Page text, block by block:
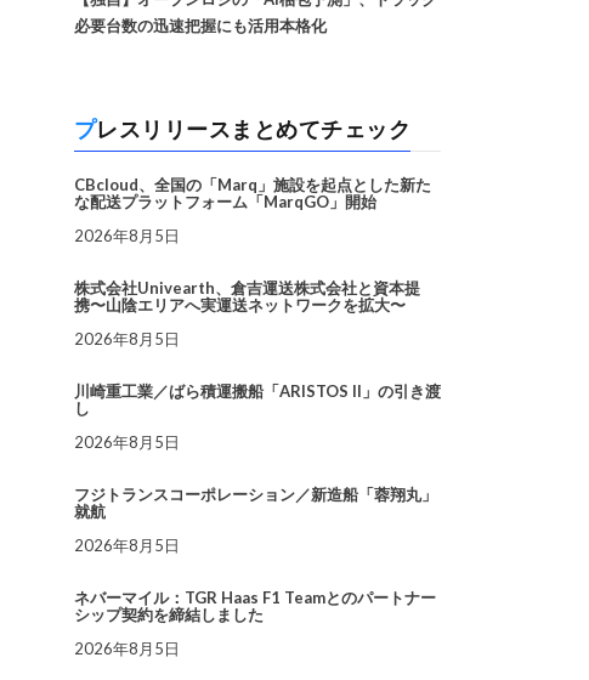
必要台数の迅速把握にも活用本格化
プレスリリースまとめてチェック
CBcloud、全国の「Marq」施設を起点とした新た
な配送プラットフォーム「MarqGO」開始
2026年8月5日
株式会社Univearth、倉吉運送株式会社と資本提
携〜山陰エリアへ実運送ネットワークを拡大〜
2026年8月5日
川崎重工業／ばら積運搬船「ARISTOS II」の引き渡
し
2026年8月5日
フジトランスコーポレーション／新造船「蓉翔丸」
就航
2026年8月5日
ネバーマイル：TGR Haas F1 Teamとのパートナー
シップ契約を締結しました
2026年8月5日